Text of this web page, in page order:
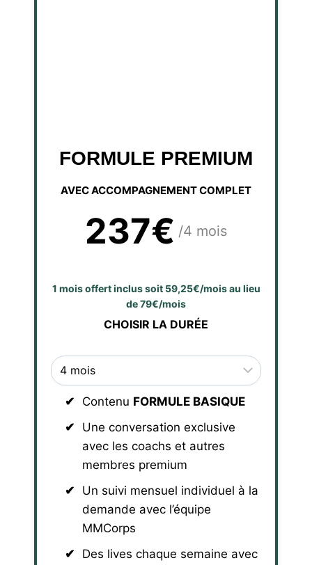
FORMULE PREMIUM
AVEC ACCOMPAGNEMENT COMPLET
237€ /4 mois
1 mois offert inclus soit 59,25€/mois au lieu
de 79€/mois
CHOISIR LA DURÉE
Contenu FORMULE BASIQUE
Une conversation exclusive
avec les coachs et autres
membres premium
Un suivi mensuel individuel à la
demande avec l’équipe
MMCorps
Des lives chaque semaine avec